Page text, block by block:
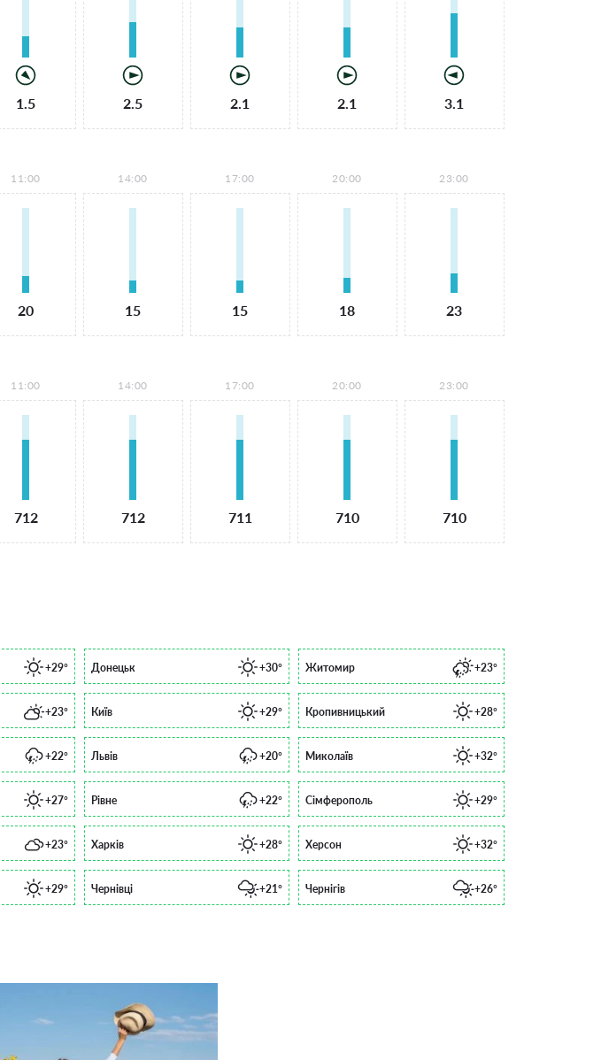
1.5 2.5 2.1 2.1 3.1
11:00
20
14:00
15
17:00
15
20:00
18
23:00
23
11:00
712
14:00
712
17:00
711
20:00
710
23:00
710
+29° Донецьк +30° Житомир +23°
+23° Київ +29° Кропивницький +28°
+22° Львів +20° Миколаїв +32°
+27° Рівне +22° Сімферополь +29°
+23° Харків +28° Херсон +32°
+29° Чернівці +21° Чернігів +26°